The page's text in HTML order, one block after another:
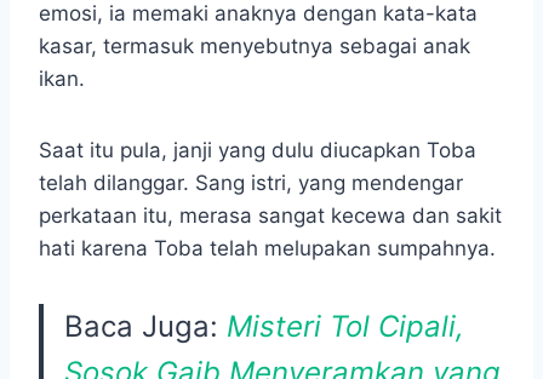
emosi, ia memaki anaknya dengan kata-kata
kasar, termasuk menyebutnya sebagai anak
ikan.
Saat itu pula, janji yang dulu diucapkan Toba
telah dilanggar. Sang istri, yang mendengar
perkataan itu, merasa sangat kecewa dan sakit
hati karena Toba telah melupakan sumpahnya.
Baca Juga: Misteri Tol Cipali,